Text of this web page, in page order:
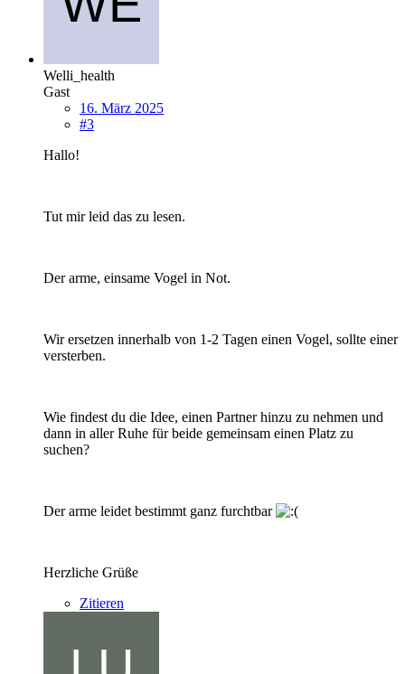
Welli_health
Gast
16. März 2025
#3
Hallo!
Tut mir leid das zu lesen.
Der arme, einsame Vogel in Not.
Wir ersetzen innerhalb von 1-2 Tagen einen Vogel, sollte einer
versterben.
Wie findest du die Idee, einen Partner hinzu zu nehmen und
dann in aller Ruhe für beide gemeinsam einen Platz zu
suchen?
Der arme leidet bestimmt ganz furchtbar
Herzliche Grüße
Zitieren